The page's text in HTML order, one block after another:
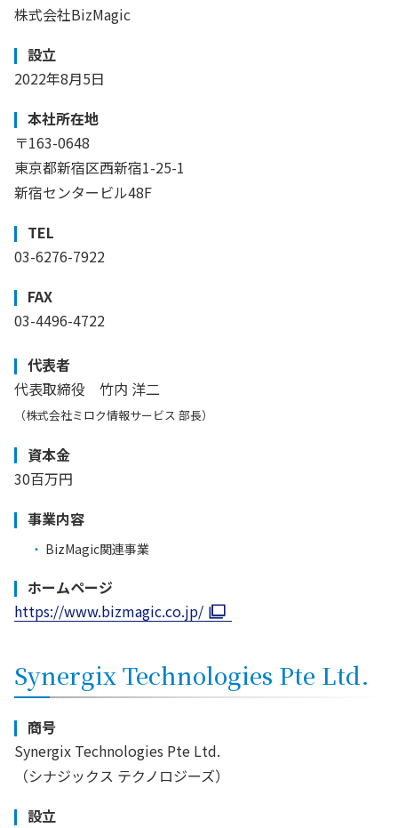
株式会社BizMagic
設立
2022年8月5日
本社所在地
〒163-0648
東京都新宿区西新宿1-25-1
新宿センタービル48F
TEL
03-6276-7922
FAX
03-4496-4722
代表者
代表取締役 竹内 洋二
（株式会社ミロク情報サービス 部長）
資本金
30百万円
事業内容
BizMagic関連事業
ホームページ
https://www.bizmagic.co.jp/
Synergix Technologies Pte Ltd.
商号
Synergix Technologies Pte Ltd.
（シナジックス テクノロジーズ）
設立